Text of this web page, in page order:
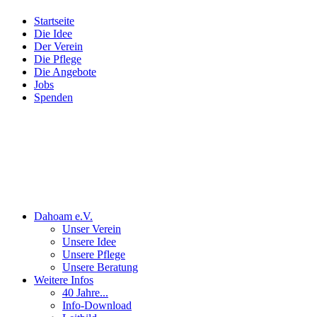
Startseite
Die Idee
Der Verein
Die Pflege
Die Angebote
Jobs
Spenden
Dahoam e.V.
Unser Verein
Unsere Idee
Unsere Pflege
Unsere Beratung
Weitere Infos
40 Jahre...
Info-Download